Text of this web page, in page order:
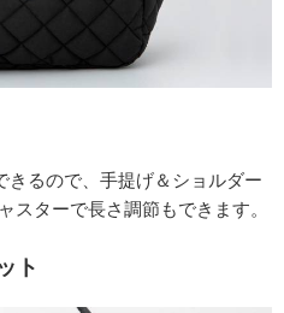
きるので、手提げ＆ショルダー
スターで長さ調節もできます。
ト